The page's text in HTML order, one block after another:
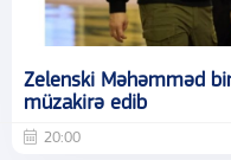
Zelenski Məhəmməd
müzakirə edib
20:00